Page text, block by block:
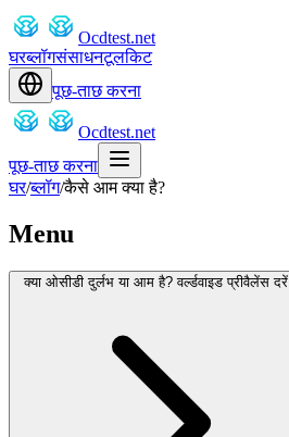
Ocdtest.net
घरब्लॉगसंसाधनटूलकिट
पूछ-ताछ करना
Ocdtest.net
पूछ-ताछ करना
घर/ब्लॉग/कैसे आम क्या है?
Menu
क्या ओसीडी दुर्लभ या आम है? वर्ल्डवाइड प्रीवैलेंस दरें